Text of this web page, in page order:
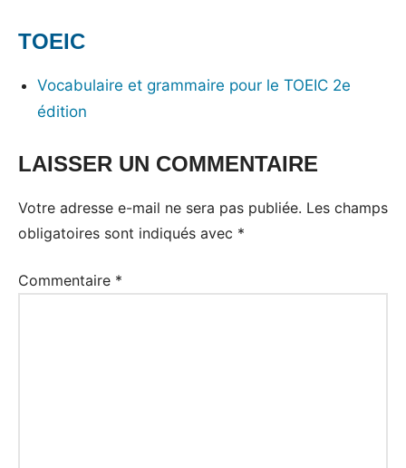
TOEIC
Vocabulaire et grammaire pour le TOEIC 2e
édition
LAISSER UN COMMENTAIRE
Votre adresse e-mail ne sera pas publiée. Les champs
obligatoires sont indiqués avec *
Commentaire *